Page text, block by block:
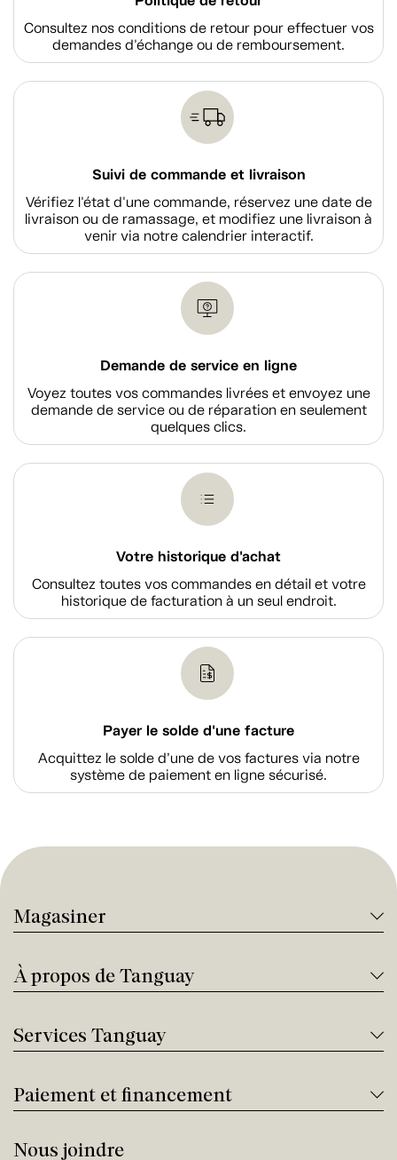
Consultez nos conditions de retour pour effectuer vos
demandes d'échange ou de remboursement.
Suivi de commande et livraison
Vérifiez l'état d'une commande, réservez une date de
livraison ou de ramassage, et modifiez une livraison à
venir via notre calendrier interactif.
Demande de service en ligne
Voyez toutes vos commandes livrées et envoyez une
demande de service ou de réparation en seulement
quelques clics.
Votre historique d'achat
Consultez toutes vos commandes en détail et votre
historique de facturation à un seul endroit.
Payer le solde d'une facture
Acquittez le solde d’une de vos factures via notre
système de paiement en ligne sécurisé.
Magasiner
À propos de Tanguay
Services Tanguay
Paiement et financement
Nous joindre